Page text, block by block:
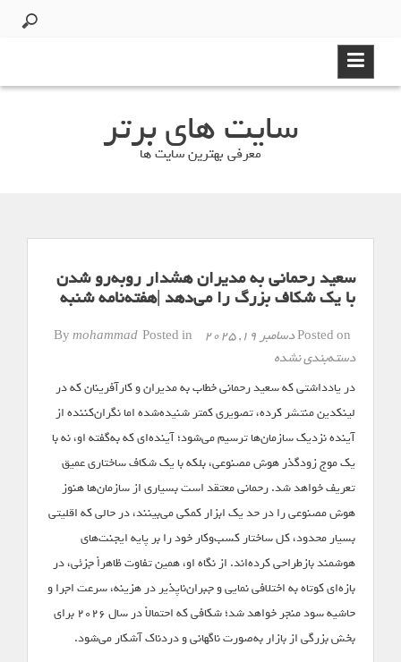
content
سایت های برتر
معرفی بهترین سایت ها
سعید رحمانی به مدیران هشدار روبه‌رو شدن
با یک شکاف بزرگ را می‌دهد |هفته‌نامه شنبه
Posted onدسامبر 19, 2025 mohammad Posted in
دسته‌بندی نشده
در یادداشتی که سعید رحمانی خطاب به مدیران و کارآفرینان که در
لینکدین منتشر کرده، تصویری کمتر شنیده‌شده اما نگران‌کننده از
آینده نزدیک سازمان‌ها ترسیم می‌شود؛ آینده‌ای که به‌گفته او، نه با
یک موج زودگذر هوش مصنوعی، بلکه با یک شکاف ساختاری عمیق
تعریف خواهد شد. رحمانی معتقد است بسیاری از سازمان‌ها هنوز
هوش مصنوعی را در حد یک ابزار کمکی می‌بینند، در حالی که اقلیتی
بسیار محدود، کل ساختار کسب‌وکار خود را بر پایه ایجنت‌های
هوشمند بازطراحی کرده‌اند. از نگاه او، همین تفاوت ظاهراً جزئی، در
بازه‌ای کوتاه به اختلافی نمایی و جبران‌ناپذیر در هزینه، سرعت اجرا و
حاشیه سود منجر خواهد شد؛ شکافی که احتمالاً در سال ۲۰۲۶ برای
بخش بزرگی از بازار به‌صورت ناگهانی و دردناک آشکار می‌شود.